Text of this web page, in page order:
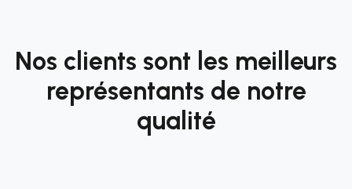
Nos clients sont les meilleurs
représentants de notre
qualité